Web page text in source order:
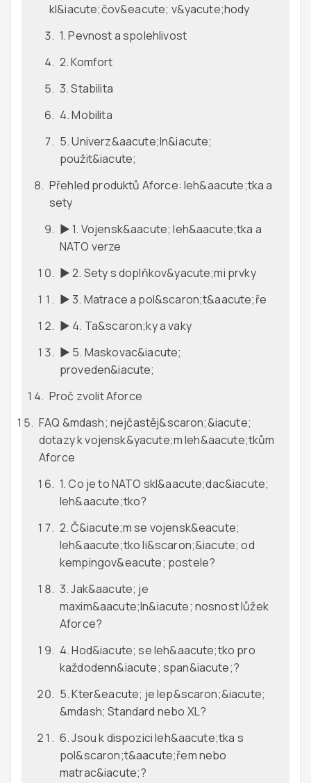
kl&iacute;čov&eacute; v&yacute;hody
1. Pevnost a spolehlivost
2. Komfort
3. Stabilita
4. Mobilita
5. Univerz&aacute;ln&iacute;
použit&iacute;
Přehled produktů Aforce: leh&aacute;tka a
sety
► 1. Vojensk&aacute; leh&aacute;tka a
NATO verze
► 2. Sety s doplňkov&yacute;mi prvky
► 3. Matrace a pol&scaron;t&aacute;ře
► 4. Ta&scaron;ky a vaky
► 5. Maskovac&iacute;
proveden&iacute;
Proč zvolit Aforce
FAQ &mdash; nejčastěj&scaron;&iacute;
dotazy k vojensk&yacute;m leh&aacute;tkům
Aforce
1. Co je to NATO skl&aacute;dac&iacute;
leh&aacute;tko?
2. Č&iacute;m se vojensk&eacute;
leh&aacute;tko li&scaron;&iacute; od
kempingov&eacute; postele?
3. Jak&aacute; je
maxim&aacute;ln&iacute; nosnost lůžek
Aforce?
4. Hod&iacute; se leh&aacute;tko pro
každodenn&iacute; span&iacute;?
5. Kter&eacute; je lep&scaron;&iacute;
&mdash; Standard nebo XL?
6. Jsou k dispozici leh&aacute;tka s
pol&scaron;t&aacute;řem nebo
matrac&iacute;?